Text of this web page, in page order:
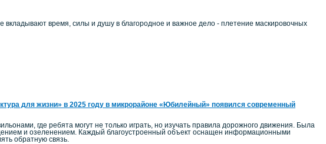
время, силы и душу в благородное и важное дело - плетение маскировочных
для жизни» в 2025 году в микрорайоне «Юбилейный» появился современный
где ребята могут не только играть, но изучать правила дорожного движения. Была
и озеленением. Каждый благоустроенный объект оснащен информационными
обратную связь.